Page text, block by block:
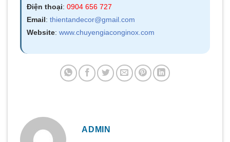
Điện thoại: 0904 656 727
Email: thientandecor@gmail.com
Website: www.chuyengiaconginox.com
ADMIN